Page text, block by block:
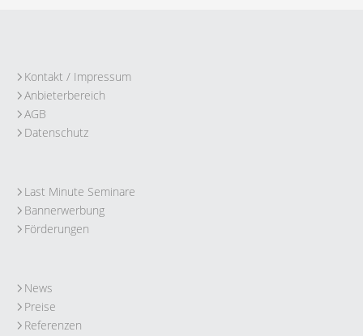
Kontakt / Impressum
Anbieterbereich
AGB
Datenschutz
Last Minute Seminare
Bannerwerbung
Förderungen
News
Preise
Referenzen